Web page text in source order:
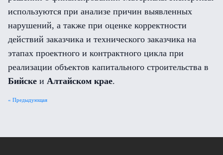
используются при анализе причин выявленных
нарушений, а также при оценке корректности
действий заказчика и технического заказчика на
этапах проектного и контрактного цикла при
реализации объектов капитального строительства в
Бийске и Алтайском крае.
« Предыдующая